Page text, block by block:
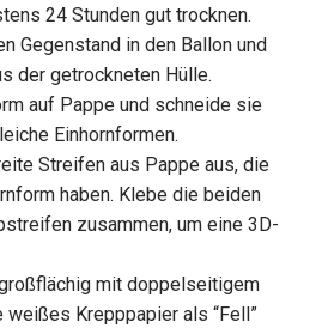
24 Stunden gut trocknen.
Gegenstand in den Ballon und
der getrockneten Hülle.
auf Pappe und schneide sie
Einhornformen.
Streifen aus Pappe aus, die
haben. Klebe die beiden
zusammen, um eine 3D-
mit doppelseitigem
Krepppapier als “Fell”